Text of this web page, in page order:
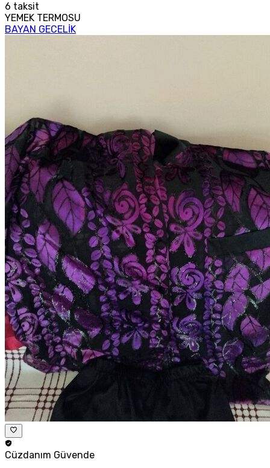
6 taksit
YEMEK TERMOSU
BAYAN GECELİK
Cüzdanım Güvende